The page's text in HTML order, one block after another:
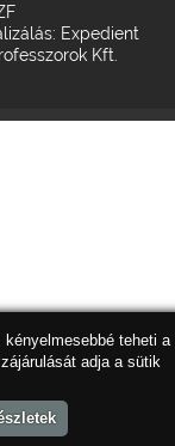
: Expedient
Kft.
teheti a
adja a sütik